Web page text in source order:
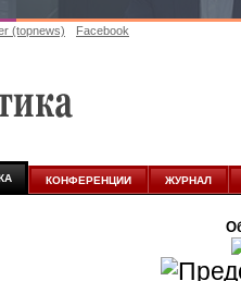
(topnews) Facebook
КОНФЕРЕНЦИИ ЖУРНАЛ